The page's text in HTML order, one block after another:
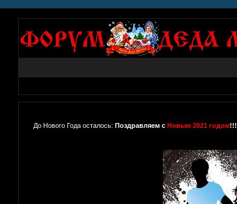
До Нового Года осталось: Поздравляем с Новым 2021 годом!!!